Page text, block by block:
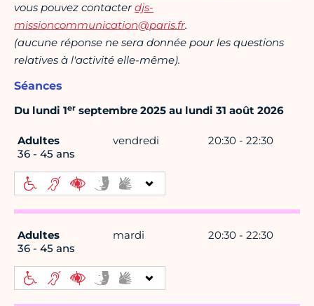
vous pouvez contacterdjs-
missioncommunication@paris.fr.
(aucune réponse ne sera donnée pour les questions
relatives à l'activité elle-même).
Séances
Du lundi 1er septembre 2025 au lundi 31 août 2026
Adultes
36 - 45 ans
vendredi 20:30 - 22:30
Adultes
36 - 45 ans
mardi 20:30 - 22:30